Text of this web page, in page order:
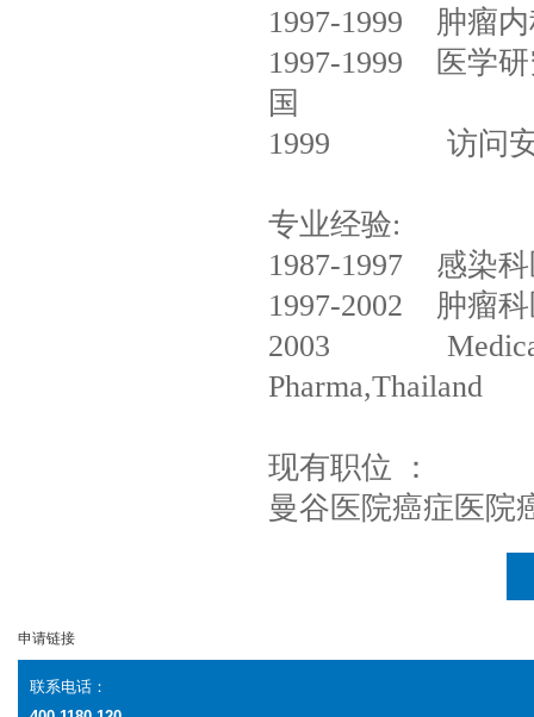
1997-1999 肿瘤
1997-1999 医学
国
1999 访问安德
专业经验:
1987-1997 感染科
1997-2002 肿瘤
2003 Medical
Pharma,Thailand
现有职位 ：
曼谷医院癌症医院
申请链接
联系电话：